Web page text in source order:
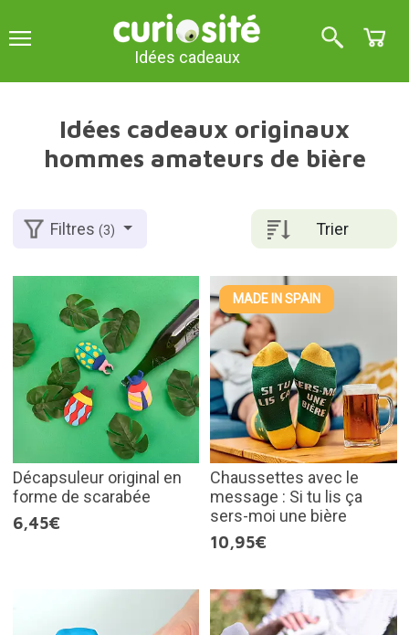
Idées cadeaux
Idées cadeaux originaux
hommes amateurs de bière
Trier
Filtres(3)
Décapsuleur original en
forme de scarabée
6,45€
MADE IN SPAIN
Chaussettes avec le
message : Si tu lis ça
sers-moi une bière
10,95€